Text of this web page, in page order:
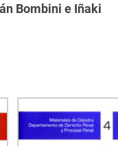
Bombini e Iñaki